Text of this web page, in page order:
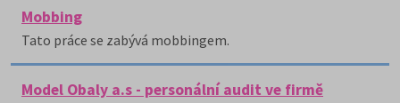
Mobbing
Tato práce se zabývá mobbingem.
Model Obaly a.s - personální audit ve firmě